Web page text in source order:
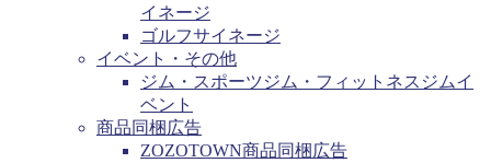
イネージ
ゴルフサイネージ
イベント・その他
ジム・スポーツジム・フィットネスジムイ
ベント
商品同梱広告
ZOZOTOWN商品同梱広告